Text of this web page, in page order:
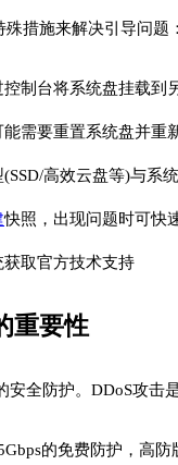
措施来解决引导问题：
控制台将系统盘挂载到
能需要重置系统盘并重
高效云盘等)与系
快照，出现问题时可快
取官方技术支持
重要性
全防护。DDoS攻击
的免费防护，高